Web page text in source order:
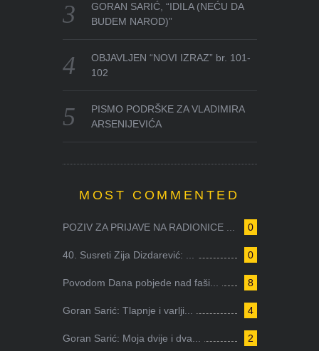
GORAN SARIĆ, “IDILA (NEĆU DA
BUDEM NAROD)”
OBJAVLJEN “NOVI IZRAZ” br. 101-
102
PISMO PODRŠKE ZA VLADIMIRA
ARSENIJEVIĆA
MOST COMMENTED
0
POZIV ZA PRIJAVE NA RADIONICE ...
0
40. Susreti Zija Dizdarević: ...
8
Povodom Dana pobjede nad faši...
4
Goran Sarić: Tlapnje i varlji...
2
Goran Sarić: Moja dvije i dva...